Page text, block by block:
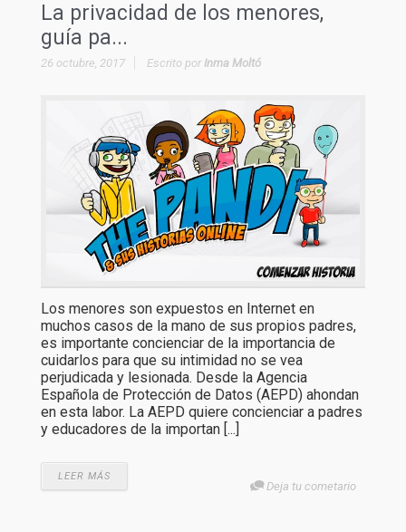
La privacidad de los menores,
guía pa...
26 octubre, 2017 Escrito por Inma Moltó
Los menores son expuestos en Internet en
muchos casos de la mano de sus propios padres,
es importante concienciar de la importancia de
cuidarlos para que su intimidad no se vea
perjudicada y lesionada. Desde la Agencia
Española de Protección de Datos (AEPD) ahondan
en esta labor. La AEPD quiere concienciar a padres
y educadores de la importan [...]
LEER MÁS
Deja tu cometario